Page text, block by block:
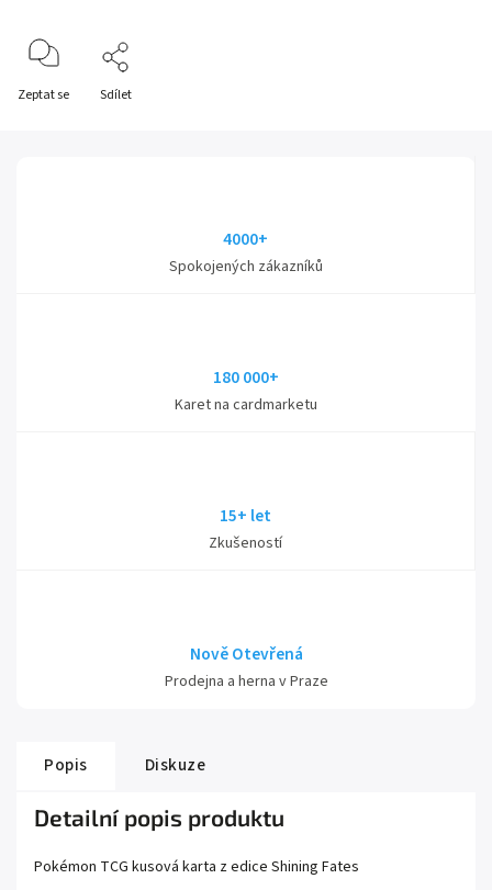
Zeptat se Sdílet
4000+
Spokojených zákazníků
180 000+
Karet na cardmarketu
15+ let
Zkušeností
Nově Otevřená
Prodejna a herna v Praze
Popis Diskuze
Detailní popis produktu
Pokémon TCG kusová karta z edice Shining Fates